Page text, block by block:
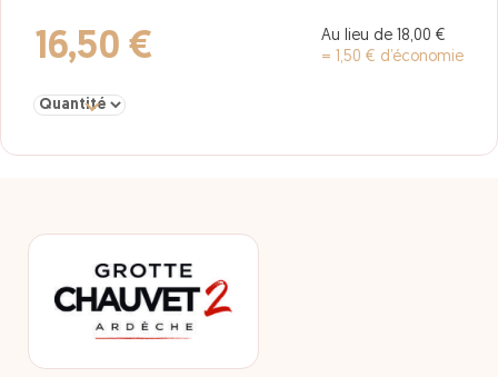
16,50 €
Au lieu de 18,00 €
= 1,50 € d’économie
Sélectionner la quantité pour adulte + de 18 ans